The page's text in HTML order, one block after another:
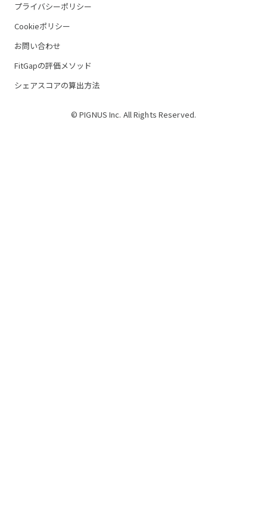
プライバシーポリシー
Cookieポリシー
お問い合わせ
FitGapの評価メソッド
シェアスコアの算出方法
© PIGNUS Inc. All Rights Reserved.